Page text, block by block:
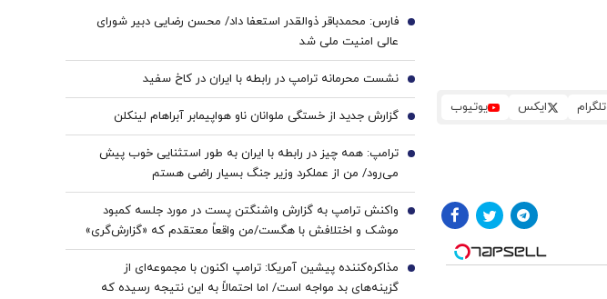
تلگرام ایکس یوتیوب
فارس: محمدباقر ذوالقدر استعفا داد/ محسن رضایی دبیر شورای
عالی امنیت ملی شد
1
نشست محرمانه ترامپ در رابطه با ایران در کاخ سفید 2
گزارش جدید از خستگی ملوانان ناو هواپیمابر آبراهام لینکلن 3
ترامپ: همه چیز در رابطه با ایران به طور استثنایی خوب پیش
می‌رود/ من از عملکرد وزیر جنگ بسیار راضی هستم
4
واکنش ترامپ به گزارش واشنگتن پست در مورد جلسه کمبود
موشک و اختلافش با هگست/من واقعاً معتقدم که «گزارش‌گری»
دروغین آنها خیانت‌آمیز است! + عکس
5
مذاکره‌کننده پیشین آمریکا: ترامپ اکنون با مجموعه‌ای از
گزینه‌های بد مواجه است/ اما احتمالاً به این نتیجه رسیده که
6